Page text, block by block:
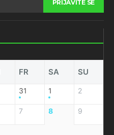
PRIJAVITE SE
FR SA SU
31 1 2
7 8 9